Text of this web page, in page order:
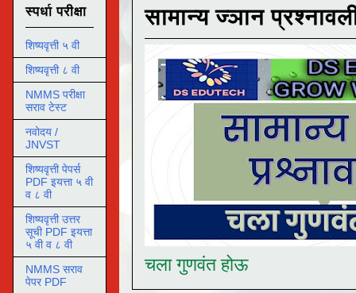
सामान्य ज्ञान
चला गुणवंत होऊ
स्पर्धा परीक्षा
शिष्यवृत्ती ५ वी
शिष्यवृत्ती ८ वी
NMMS परीक्षा
सराव टेस्ट
नवोदय /
JNVST
शिष्यवृत्ती पेपर्स
PDF इयत्ता ५ वी
व ८ वी
शिष्यवृत्ती उत्तर
सूची PDF इयत्ता
५ वी व ८ वी
NMMS सराव
पेपर PDF